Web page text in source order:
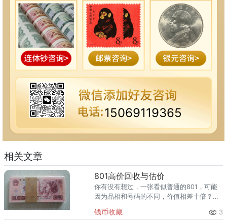
15069119365
相关文章
801高价回收与估价
你有没有想过，一张看似普通的801，可能
因为品相和号码的不同，价值相差十倍？
近我们刚成功回收一批801，成交价格 12
钱币收藏 3